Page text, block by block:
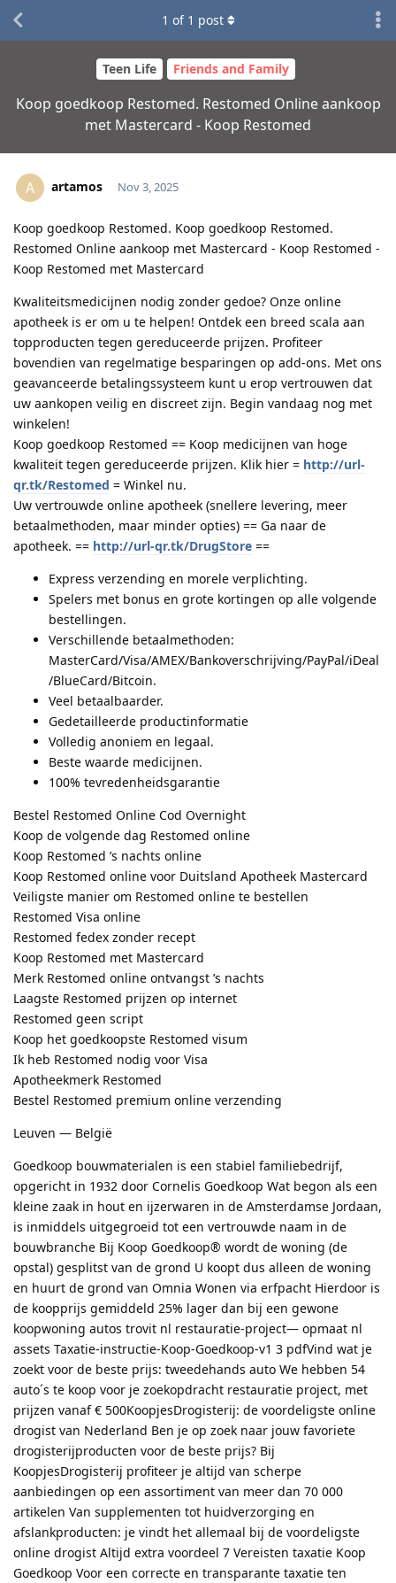
Teen Life Friends and Family
Koop goedkoop Restomed. Restomed Online aankoop
met Mastercard - Koop Restomed
1 of 1 post
A artamos Nov 3, 2025
Koop goedkoop Restomed. Koop goedkoop Restomed.
Restomed Online aankoop met Mastercard - Koop Restomed -
Koop Restomed met Mastercard
Kwaliteitsmedicijnen nodig zonder gedoe? Onze online
apotheek is er om u te helpen! Ontdek een breed scala aan
topproducten tegen gereduceerde prijzen. Profiteer
bovendien van regelmatige besparingen op add-ons. Met ons
geavanceerde betalingssysteem kunt u erop vertrouwen dat
uw aankopen veilig en discreet zijn. Begin vandaag nog met
winkelen!
Koop goedkoop Restomed == Koop medicijnen van hoge
kwaliteit tegen gereduceerde prijzen. Klik hier = http://url-
qr.tk/Restomed = Winkel nu.
Uw vertrouwde online apotheek (snellere levering, meer
betaalmethoden, maar minder opties) == Ga naar de
apotheek. == http://url-qr.tk/DrugStore ==
Express verzending en morele verplichting.
Spelers met bonus en grote kortingen op alle volgende
bestellingen.
Verschillende betaalmethoden:
MasterCard/Visa/AMEX/Bankoverschrijving/PayPal/iDeal
/BlueCard/Bitcoin.
Veel betaalbaarder.
Gedetailleerde productinformatie
Volledig anoniem en legaal.
Beste waarde medicijnen.
100% tevredenheidsgarantie
Bestel Restomed Online Cod Overnight
Koop de volgende dag Restomed online
Koop Restomed ’s nachts online
Koop Restomed online voor Duitsland Apotheek Mastercard
Veiligste manier om Restomed online te bestellen
Restomed Visa online
Restomed fedex zonder recept
Koop Restomed met Mastercard
Merk Restomed online ontvangst ’s nachts
Laagste Restomed prijzen op internet
Restomed geen script
Koop het goedkoopste Restomed visum
Ik heb Restomed nodig voor Visa
Apotheekmerk Restomed
Bestel Restomed premium online verzending
Leuven — België
Goedkoop bouwmaterialen is een stabiel familiebedrijf,
opgericht in 1932 door Cornelis Goedkoop Wat begon als een
kleine zaak in hout en ijzerwaren in de Amsterdamse Jordaan,
is inmiddels uitgegroeid tot een vertrouwde naam in de
bouwbranche Bij Koop Goedkoop® wordt de woning (de
opstal) gesplitst van de grond U koopt dus alleen de woning
en huurt de grond van Omnia Wonen via erfpacht Hierdoor is
de koopprijs gemiddeld 25% lager dan bij een gewone
koopwoning autos trovit nl restauratie-project— opmaat nl
assets Taxatie-instructie-Koop-Goedkoop-v1 3 pdfVind wat je
zoekt voor de beste prijs: tweedehands auto We hebben 54
auto´s te koop voor je zoekopdracht restauratie project, met
prijzen vanaf € 500KoopjesDrogisterij: de voordeligste online
drogist van Nederland Ben je op zoek naar jouw favoriete
drogisterijproducten voor de beste prijs? Bij
KoopjesDrogisterij profiteer je altijd van scherpe
aanbiedingen op een assortiment van meer dan 70 000
artikelen Van supplementen tot huidverzorging en
afslankproducten: je vindt het allemaal bij de voordeligste
online drogist Altijd extra voordeel 7 Vereisten taxatie Koop
Goedkoop Voor een correcte en transparante taxatie ten